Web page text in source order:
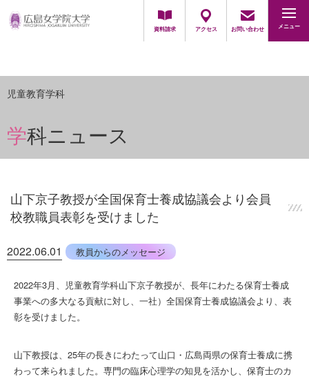
資料請求 アクセス お問い合わせ メニュー
採用担当の方
児童教育学科
学科ニュース
山下京子教授が全国保育士養成協議会より会員
校教職員表彰を受けました
2022.06.01 教員からのメッセージ
2022年3月、児童教育学科山下京子教授が、 長年にわたる保育士養成
事業への多大なる貢献に対し、一社） 全国保育士養成協議会より、表
彰を受けました。
山下教授は、25年の長きにわたって山口・ 広島両県の保育士養成に携
わって来られました。 専門の臨床心理学の知見を活かし、保育士のカ